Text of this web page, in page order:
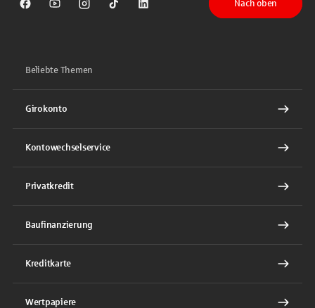
Sparkasse auf Facebook
Sparkasse auf Youtube
Sparkasse auf Instagram
Sparkasse auf TikTok
Sparkasse auf LinkedIn
Nach oben
Beliebte Themen
Girokonto
Kontowechselservice
Privatkredit
Baufinanzierung
Kreditkarte
Wertpapiere